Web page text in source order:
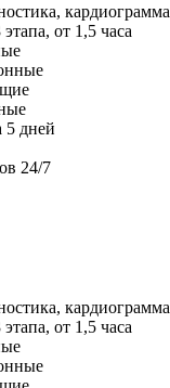
кардиограмма
от 1,5 часа
5 дней
24/7
кардиограмма
от 1,5 часа